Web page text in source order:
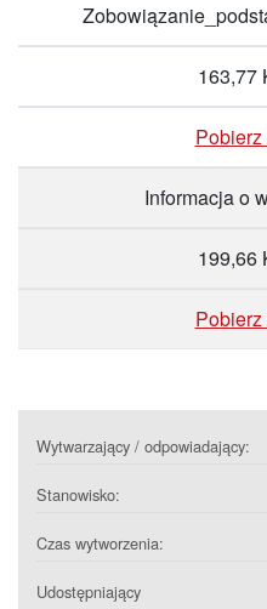
163,77
Pobierz
Informacja o
199,66
Pobierz
Wytwarzający / odpowiadający:
Stanowisko:
Czas wytworzenia:
Udostępniający